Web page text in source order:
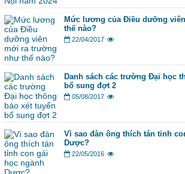
Mức lương của Điều dưỡng
thế nào?
22/04/2017
Danh sách các trường Đại học
bổ sung đợt 2
05/08/2017
Vì sao đàn ông thích tán tỉnh
Dược?
22/05/2016